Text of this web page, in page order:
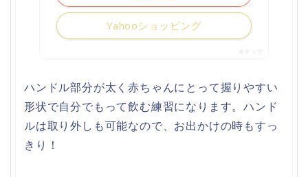
Yahooショッピング
ポチップ
ハンドル部分が太く赤ちゃんにとって握りやすい
形状で自分でもって飲む練習になります。ハンド
ルは取り外しも可能なので、お出かけの時もすっ
きり！